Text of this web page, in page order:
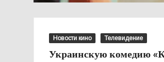
Новости кино Телевидение
Украинскую комедию